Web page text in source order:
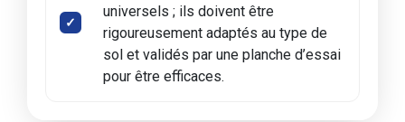
universels ; ils doivent être
rigoureusement adaptés au type de
sol et validés par une planche d’essai
pour être efficaces.